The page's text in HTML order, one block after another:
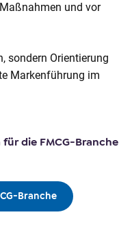
und vor
sondern Orientierung
Markenführung im
die FMCG-Branche
Branche